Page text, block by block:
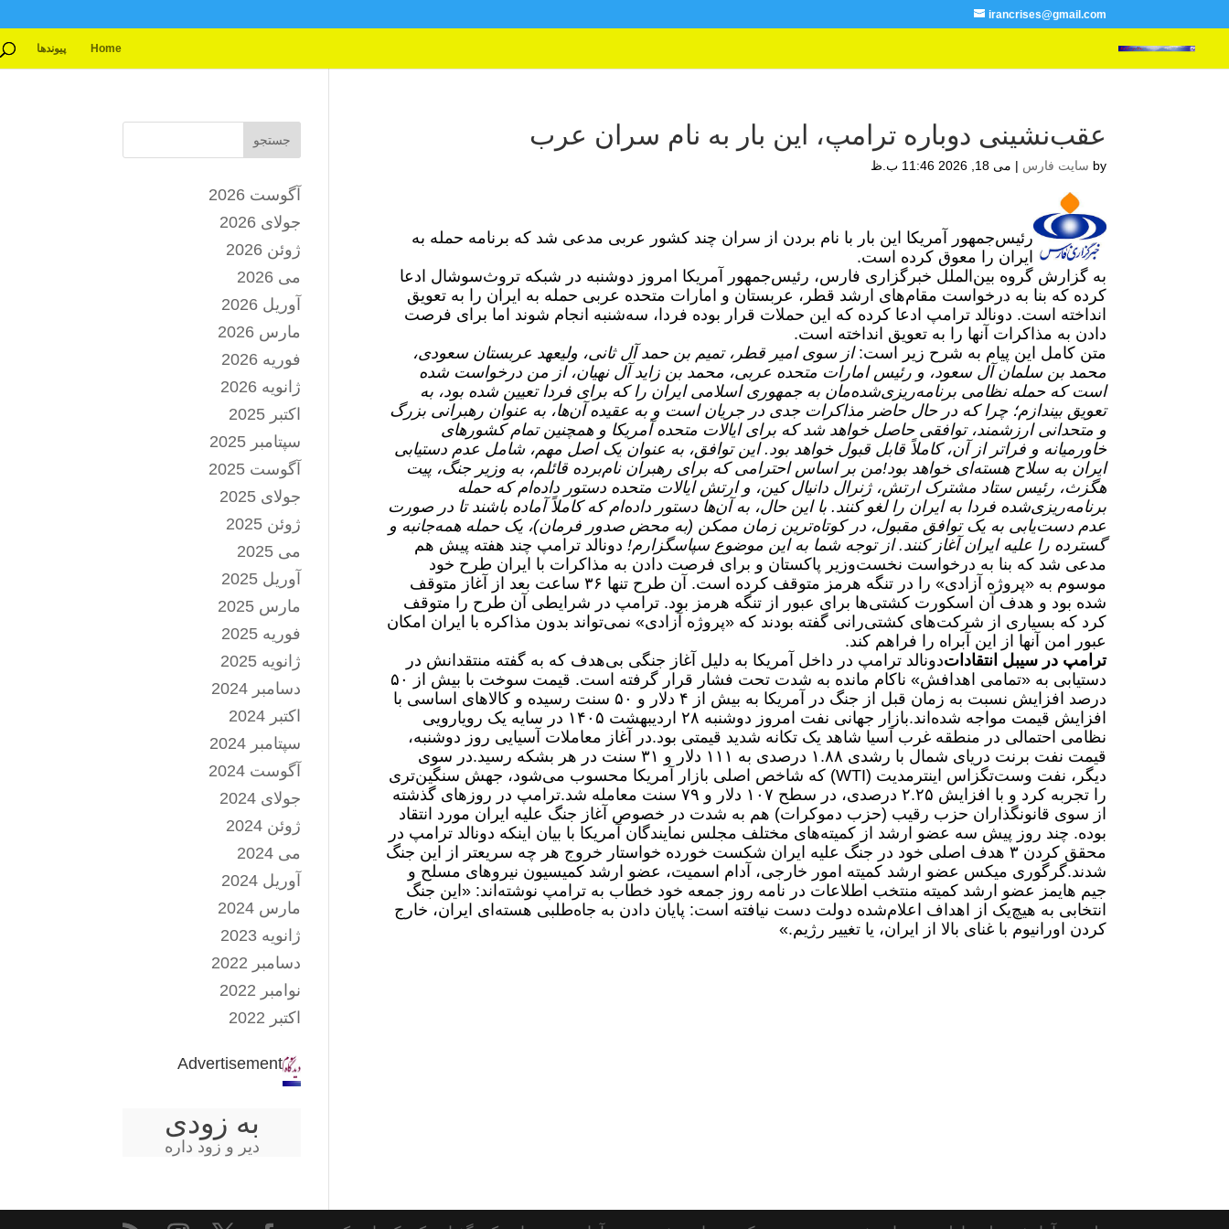
irancrises@gmail.com
Home پیوندها
عقب‌نشینی دوباره ترامپ، این بار به نام سران عرب
by سایت فارس | می 18, 2026 11:46 ب.ظ
رئيس‌جمهور آمریکا این بار با نام بردن از سران چند کشور عربی مدعی شد که برنامه حمله به
ایران را معوق کرده است.
به گزارش گروه بین‌الملل خبرگزاری فارس، رئیس‌جمهور آمریکا امروز دوشنبه در شبکه تروث‌سوشال ادعا
کرده که بنا به درخواست مقام‌های ارشد قطر، عربستان و امارات متحده عربی حمله به ایران را به تعویق
انداخته است. دونالد ترامپ ادعا کرده که این حملات قرار بوده فردا، سه‌شنبه انجام شوند اما برای فرصت
دادن به مذاکرات آنها را به تعویق انداخته است.
متن کامل این پیام به شرح زیر است:از سوی امیر قطر، تمیم بن حمد آل ثانی، ولیعهد عربستان سعودی،
محمد بن سلمان آل سعود، و رئیس امارات متحده عربی، محمد بن زاید آل نهیان، از من درخواست شده
است که حمله نظامی برنامه‌ریزی‌شده‌مان به جمهوری اسلامی ایران را که برای فردا تعیین شده بود، به
تعویق بیندازم؛ چرا که در حال حاضر مذاکرات جدی در جریان است و به عقیده آن‌ها، به عنوان رهبرانی بزرگ
و متحدانی ارزشمند، توافقی حاصل خواهد شد که برای ایالات متحده آمریکا و همچنین تمام کشورهای
خاورمیانه و فراتر از آن، کاملاً قابل قبول خواهد بود.این توافق، به عنوان یک اصل مهم، شامل عدم دستیابی
ایران به سلاح هسته‌ای خواهد بود!من بر اساس احترامی که برای رهبران نام‌برده قائلم، به وزیر جنگ، پیت
هگزث، رئیس ستاد مشترک ارتش، ژنرال دانیال کین، و ارتش ایالات متحده دستور داده‌ام که حمله
برنامه‌ریزی‌شده فردا به ایران را لغو کنند. با این حال، به آن‌ها دستور داده‌ام که کاملاً آماده باشند تا در صورت
عدم دست‌یابی به یک توافق مقبول، در کوتاه‌ترین زمان ممکن (به محض صدور فرمان)، یک حمله همه‌جانبه و
گسترده را علیه ایران آغاز کنند. از توجه شما به این موضوع سپاسگزارم! دونالد ترامپ چند هفته پیش هم
مدعی شد که بنا به درخواست نخست‌وزیر پاکستان و برای فرصت دادن به مذاکرات با ایران طرح خود
موسوم به «پروژه آزادی» را در تنگه هرمز متوقف کرده است.
آن طرح تنها ۳۶ ساعت بعد از آغاز متوقف
شده بود و هدف آن اسکورت کشتی‌ها برای عبور از تنگه هرمز بود.ترامپ در شرایطی آن طرح را متوقف
کرد که بسیاری از شرکت‌های کشتی‌رانی گفته بودند که «پروژه آزادی» نمی‌تواند بدون مذاکره با ایران امکان
عبور امن آنها از این آبراه را فراهم کند.
ترامپ در سیبل انتقاداتدونالد ترامپ در داخل آمریکا به دلیل آغاز جنگی بی‌هدف که به گفته منتقدانش در
دستیابی به «تمامی اهدافش» ناکام مانده به شدت تحت فشار قرار گرفته است.
قیمت سوخت با بیش از ۵۰
درصد افزایش نسبت به زمان قبل از جنگ در آمریکا به بیش از ۴ دلار و ۵۰ سنت رسیده و کالاهای اساسی با
افزایش قیمت مواجه شده‌اند.
بازار جهانی نفت امروز دوشنبه ۲۸ اردیبهشت ۱۴۰۵ در سایه یک رویارویی
نظامی احتمالی در منطقه غرب آسیا شاهد یک تکانه شدید قیمتی بود.در آغاز معاملات آسیایی روز دوشنبه،
قیمت نفت برنت دریای شمال با رشدی ۱.۸۸ درصدی به ۱۱۱ دلار و ۳۱ سنت در هر بشکه رسید.
در سوی
دیگر، نفت وست‌تگزاس اینترمدیت (WTI) که شاخص اصلی بازار آمریکا محسوب می‌شود، جهش سنگین‌تری
را تجربه کرد و با افزایش ۲.۲۵ درصدی، در سطح ۱۰۷ دلار و ۷۹ سنت معامله شد.
ترامپ در روزهای گذشته
از سوی قانونگذاران حزب رقیب (حزب دموکرات) هم به شدت در خصوص آغاز جنگ علیه ایران مورد انتقاد
بوده. چند روز پیش سه عضو ارشد از کمیته‌های مختلف مجلس نمایندگان آمریکا با بیان اینکه دونالد ترامپ در
محقق کردن ۳ هدف اصلی خود در جنگ علیه ایران شکست خورده خواستار خروج هر چه سریعتر از این جنگ
شدند.گرگوری میکس عضو ارشد کمیته امور خارجی، آدام اسمیت، عضو ارشد کمیسیون نیروهای مسلح و
جیم هایمز عضو ارشد کمیته منتخب اطلاعات در نامه روز جمعه خود خطاب به ترامپ نوشته‌اند: «این جنگ
انتخابی به هیچ‌یک از اهداف اعلام‌شده دولت دست نیافته است: پایان دادن به جاه‌طلبی هسته‌ای ایران، خارج
کردن اورانیوم با غنای بالا از ایران، یا تغییر رژیم.»
جستجو
آگوست 2026
جولای 2026
ژوئن 2026
می 2026
آوریل 2026
مارس 2026
فوریه 2026
ژانویه 2026
اکتبر 2025
سپتامبر 2025
آگوست 2025
جولای 2025
ژوئن 2025
می 2025
آوریل 2025
مارس 2025
فوریه 2025
ژانویه 2025
دسامبر 2024
اکتبر 2024
سپتامبر 2024
آگوست 2024
جولای 2024
ژوئن 2024
می 2024
آوریل 2024
مارس 2024
ژانویه 2023
دسامبر 2022
نوامبر 2022
اکتبر 2022
Advertisement
به زودی
دیر و زود داره